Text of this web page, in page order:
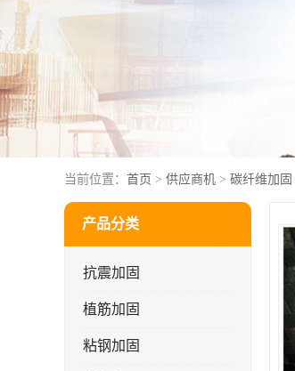
当前位置： 首页 > 供应商机 > 碳纤维加固
产品分类
抗震加固
植筋加固
粘钢加固